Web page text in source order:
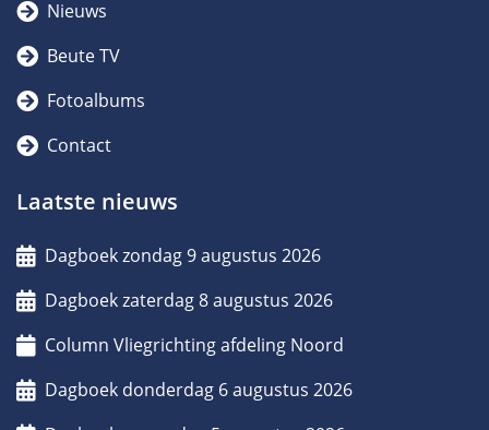
Nieuws
Beute TV
Fotoalbums
Contact
Laatste nieuws
Dagboek zondag 9 augustus 2026
Dagboek zaterdag 8 augustus 2026
Column Vliegrichting afdeling Noord
Dagboek donderdag 6 augustus 2026